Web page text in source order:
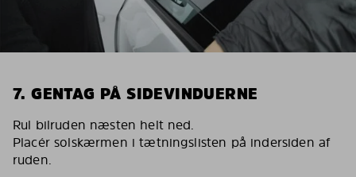
7. GENTAG PÅ SIDEVINDUERNE
Rul bilruden næsten helt ned.
Placér solskærmen i tætningslisten på indersiden af
ruden.